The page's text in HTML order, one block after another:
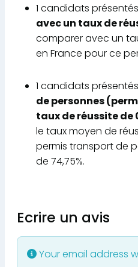
1 candidats
avec un taux de
comparer avec un
en France pour ce
1 candidats
de personnes
taux de réussite de
le taux moyen de
permis transport de
de 74,75%.
Ecrire un avis
Your email address